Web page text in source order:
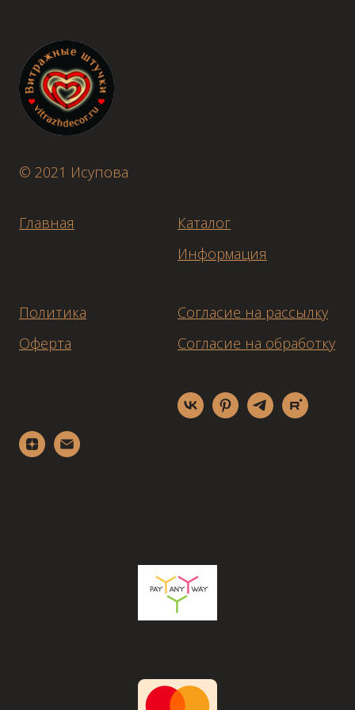
© 2021 Исупова
Главная
Каталог
Информация
Политика
Оферта
Согласие на рассылку
Согласие на обработку